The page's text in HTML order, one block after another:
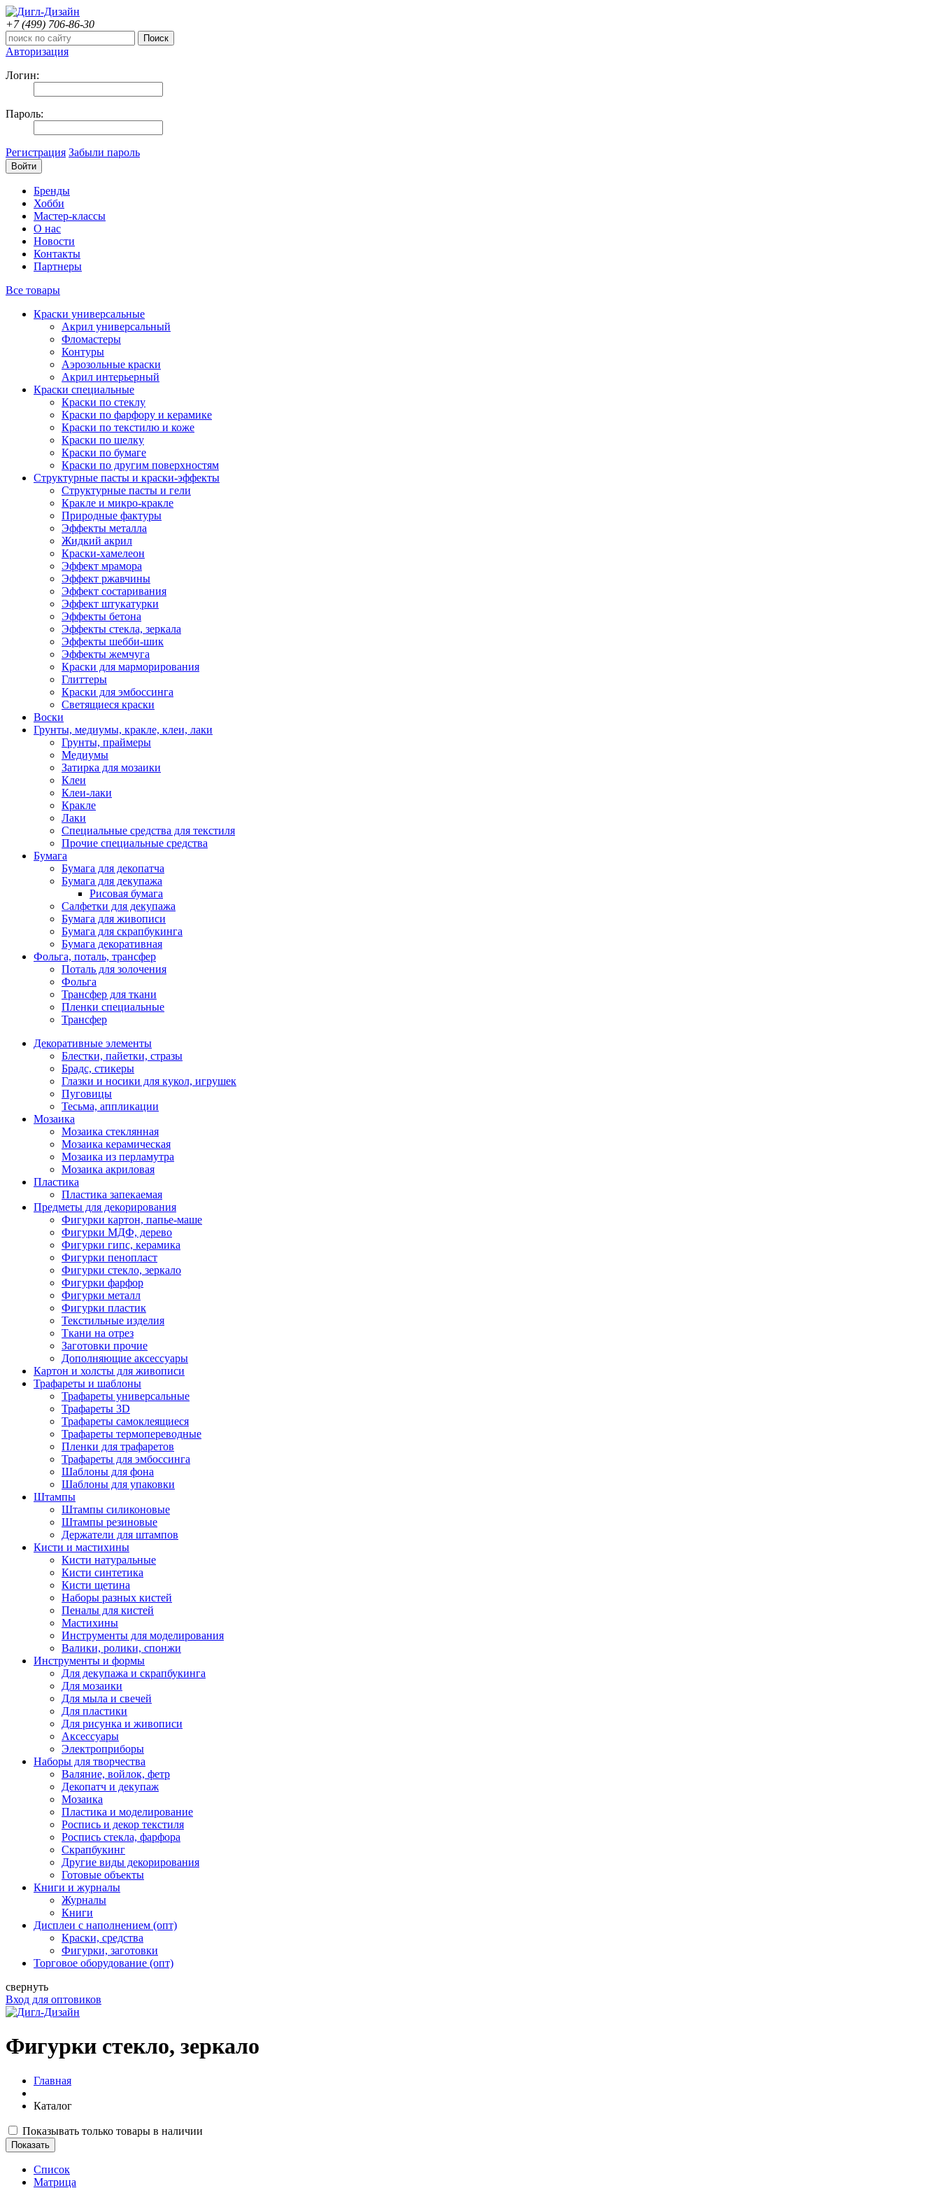
+7 (499) 706-86-30
Авторизация
Логин:
Пароль:
Регистрация Забыли пароль
Бренды
Хобби
Мастер-классы
О нас
Новости
Контакты
Партнеры
Все товары
Краски универсальные
Акрил универсальный
Фломастеры
Контуры
Аэрозольные краски
Акрил интерьерный
Краски специальные
Краски по стеклу
Краски по фарфору и керамике
Краски по текстилю и коже
Краски по шелку
Краски по бумаге
Краски по другим поверхностям
Структурные пасты и краски-эффекты
Структурные пасты и гели
Кракле и микро-кракле
Природные фактуры
Эффекты металла
Жидкий акрил
Краски-хамелеон
Эффект мрамора
Эффект ржавчины
Эффект состаривания
Эффект штукатурки
Эффекты бетона
Эффекты стекла, зеркала
Эффекты шебби-шик
Эффекты жемчуга
Краски для марморирования
Глиттеры
Краски для эмбоссинга
Светящиеся краски
Воски
Грунты, медиумы, кракле, клеи, лаки
Грунты, праймеры
Медиумы
Затирка для мозаики
Клеи
Клеи-лаки
Кракле
Лаки
Специальные средства для текстиля
Прочие специальные средства
Бумага
Бумага для декопатча
Бумага для декупажа
Рисовая бумага
Салфетки для декупажа
Бумага для живописи
Бумага для скрапбукинга
Бумага декоративная
Фольга, поталь, трансфер
Поталь для золочения
Фольга
Трансфер для ткани
Пленки специальные
Трансфер
Декоративные элементы
Блестки, пайетки, стразы
Брадс, стикеры
Глазки и носики для кукол, игрушек
Пуговицы
Тесьма, аппликации
Мозаика
Мозаика стеклянная
Мозаика керамическая
Мозаика из перламутра
Мозаика акриловая
Пластика
Пластика запекаемая
Предметы для декорирования
Фигурки картон, папье-маше
Фигурки МДФ, дерево
Фигурки гипс, керамика
Фигурки пенопласт
Фигурки стекло, зеркало
Фигурки фарфор
Фигурки металл
Фигурки пластик
Текстильные изделия
Ткани на отрез
Заготовки прочие
Дополняющие аксессуары
Картон и холсты для живописи
Трафареты и шаблоны
Трафареты универсальные
Трафареты 3D
Трафареты самоклеящиеся
Трафареты термопереводные
Пленки для трафаретов
Трафареты для эмбоссинга
Шаблоны для фона
Шаблоны для упаковки
Штампы
Штампы силиконовые
Штампы резиновые
Держатели для штампов
Кисти и мастихины
Кисти натуральные
Кисти синтетика
Кисти щетина
Наборы разных кистей
Пеналы для кистей
Мастихины
Инструменты для моделирования
Валики, ролики, спонжи
Инструменты и формы
Для декупажа и скрапбукинга
Для мозаики
Для мыла и свечей
Для пластики
Для рисунка и живописи
Аксессуары
Электроприборы
Наборы для творчества
Валяние, войлок, фетр
Декопатч и декупаж
Мозаика
Пластика и моделирование
Роспись и декор текстиля
Роспись стекла, фарфора
Скрапбукинг
Другие виды декорирования
Готовые объекты
Книги и журналы
Журналы
Книги
Дисплеи с наполнением (опт)
Краски, средства
Фигурки, заготовки
Торговое оборудование (опт)
свернуть
Вход для оптовиков
Фигурки стекло, зеркало
Главная
Каталог
Показывать только товары в наличии
Список
Матрица